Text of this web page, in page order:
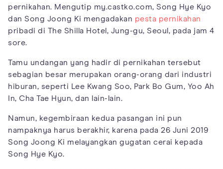
pernikahan. Mengutip my.castko.com, Song Hye Kyo
dan Song Joong Ki mengadakan pesta pernikahan
pribadi di The Shilla Hotel, Jung-gu, Seoul, pada jam 4
sore.
Tamu undangan yang hadir di pernikahan tersebut
sebagian besar merupakan orang-orang dari industri
hiburan, seperti Lee Kwang Soo, Park Bo Gum, Yoo Ah
In, Cha Tae Hyun, dan lain-lain.
Namun, kegembiraan kedua pasangan ini pun
nampaknya harus berakhir, karena pada 26 Juni 2019
Song Joong Ki melayangkan gugatan cerai kepada
Song Hye Kyo.